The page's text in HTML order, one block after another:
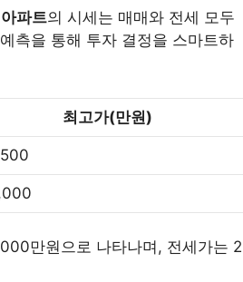
파트의 시세는 매매와 전세 모두
측을 통해 투자 결정을 스마트하
최고가(만원)
만원으로 나타나며, 전세가는 2